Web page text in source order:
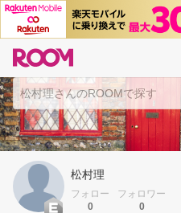
松村理
フォロー
0
フォロワー
0